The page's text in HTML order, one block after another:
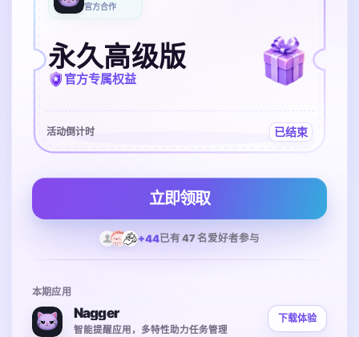
官方合作
永久高级版
官方专属权益
活动倒计时 已结束
立即领取
+44已有 47 名爱好者参与
本期应用
Nagger
智能提醒应用，多特性助力任务管理
下载体验